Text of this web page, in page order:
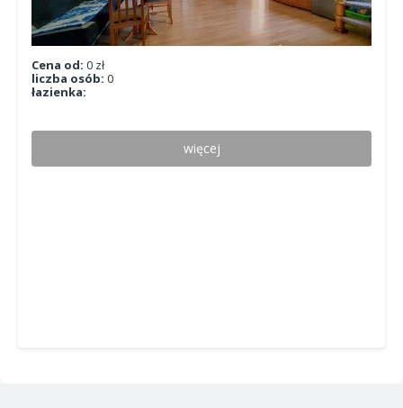
Cena od: 0 zł
liczba osób: 0
łazienka:
więcej